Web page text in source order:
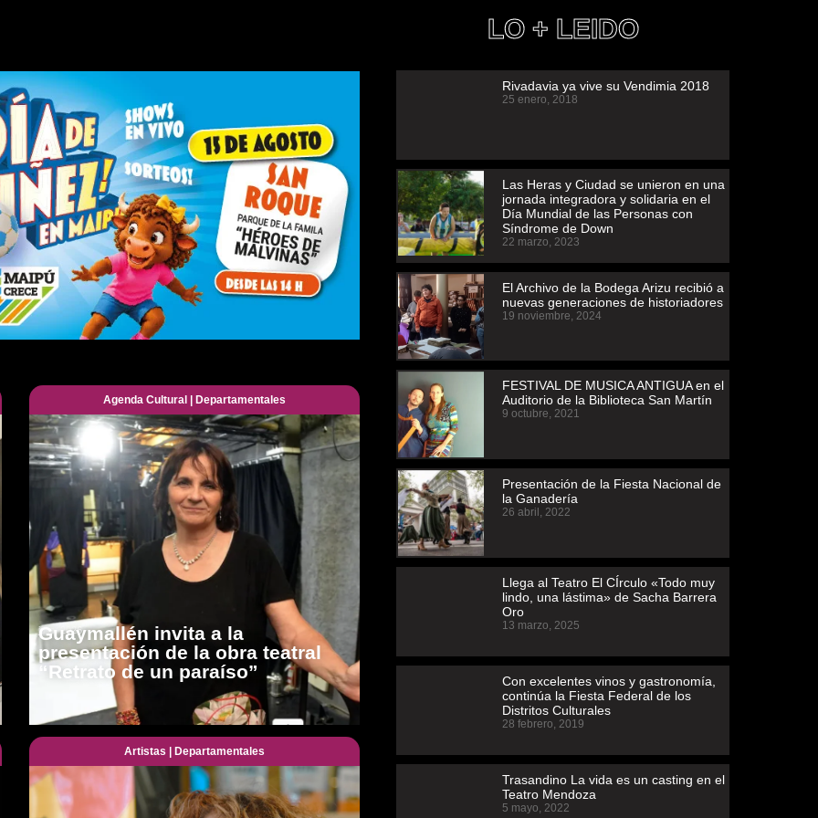
Agenda Cultural| Departamentales
julio, 2026
Guaymallén invita a la
presentación de la obra teatral
“Retrato de un paraíso”
Artistas | Departamentales
LO + LEIDO
Rivadavia ya vive su Vendimia 2018
25 enero, 2018
Las Heras y Ciudad se unieron en una
jornada integradora y solidaria en el
Día Mundial de las Personas con
Síndrome de Down
22 marzo, 2023
El Archivo de la Bodega Arizu recibió a
nuevas generaciones de historiadores
19 noviembre, 2024
FESTIVAL DE MUSICA ANTIGUA en el
Auditorio de la Biblioteca San Martín
9 octubre, 2021
Presentación de la Fiesta Nacional de
la Ganadería
26 abril, 2022
Llega al Teatro El CÍrculo «Todo muy
lindo, una lástima» de Sacha Barrera
Oro
13 marzo, 2025
Con excelentes vinos y gastronomía,
continúa la Fiesta Federal de los
Distritos Culturales
28 febrero, 2019
Trasandino La vida es un casting en el
Teatro Mendoza
5 mayo, 2022